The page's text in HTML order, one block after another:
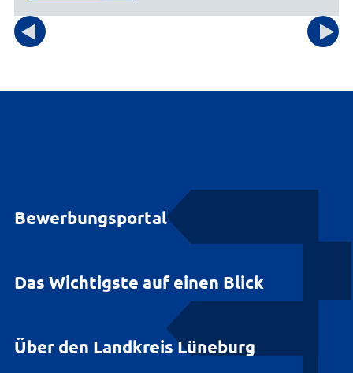
Bewerbungsportal
Das Wichtigste auf einen Blick
Über den Landkreis Lüneburg